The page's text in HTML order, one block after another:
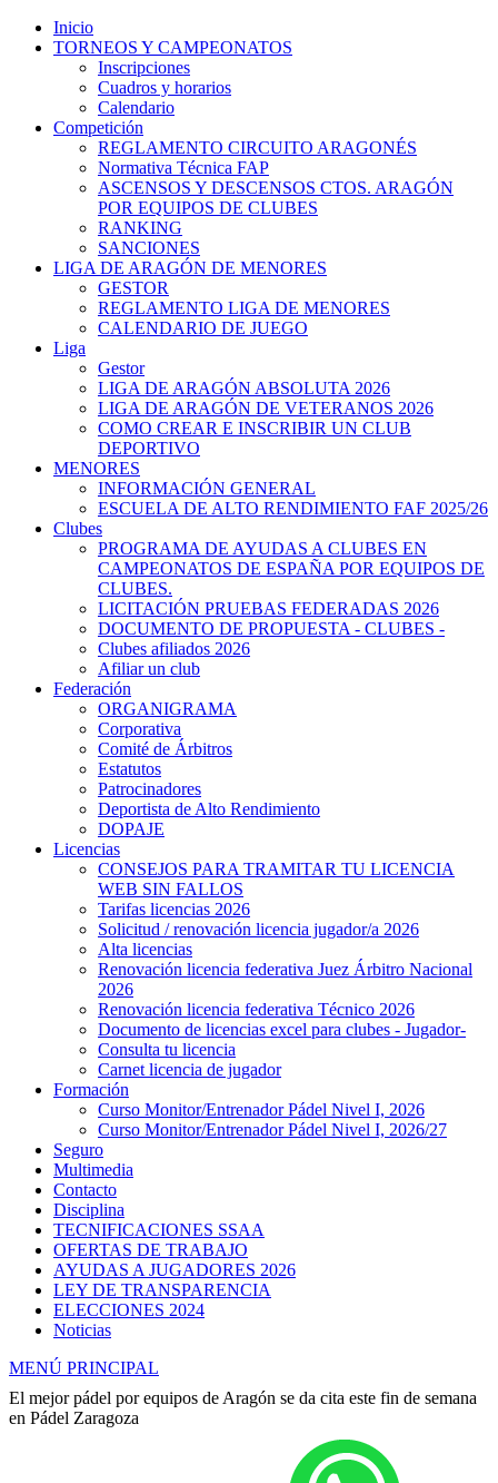
Inicio
TORNEOS Y CAMPEONATOS
Inscripciones
Cuadros y horarios
Calendario
Competición
REGLAMENTO CIRCUITO ARAGONÉS
Normativa Técnica FAP
ASCENSOS Y DESCENSOS CTOS. ARAGÓN
POR EQUIPOS DE CLUBES
RANKING
SANCIONES
LIGA DE ARAGÓN DE MENORES
GESTOR
REGLAMENTO LIGA DE MENORES
CALENDARIO DE JUEGO
Liga
Gestor
LIGA DE ARAGÓN ABSOLUTA 2026
LIGA DE ARAGÓN DE VETERANOS 2026
COMO CREAR E INSCRIBIR UN CLUB
DEPORTIVO
MENORES
INFORMACIÓN GENERAL
ESCUELA DE ALTO RENDIMIENTO FAF 2025/26
Clubes
PROGRAMA DE AYUDAS A CLUBES EN
CAMPEONATOS DE ESPAÑA POR EQUIPOS DE
CLUBES.
LICITACIÓN PRUEBAS FEDERADAS 2026
DOCUMENTO DE PROPUESTA - CLUBES -
Clubes afiliados 2026
Afiliar un club
Federación
ORGANIGRAMA
Corporativa
Comité de Árbitros
Estatutos
Patrocinadores
Deportista de Alto Rendimiento
DOPAJE
Licencias
CONSEJOS PARA TRAMITAR TU LICENCIA
WEB SIN FALLOS
Tarifas licencias 2026
Solicitud / renovación licencia jugador/a 2026
Alta licencias
Renovación licencia federativa Juez Árbitro Nacional
2026
Renovación licencia federativa Técnico 2026
Documento de licencias excel para clubes - Jugador-
Consulta tu licencia
Carnet licencia de jugador
Formación
Curso Monitor/Entrenador Pádel Nivel I, 2026
Curso Monitor/Entrenador Pádel Nivel I, 2026/27
Seguro
Multimedia
Contacto
Disciplina
TECNIFICACIONES SSAA
OFERTAS DE TRABAJO
AYUDAS A JUGADORES 2026
LEY DE TRANSPARENCIA
ELECCIONES 2024
Noticias
MENÚ PRINCIPAL
El mejor pádel por equipos de Aragón se da cita este fin de semana
en Pádel Zaragoza